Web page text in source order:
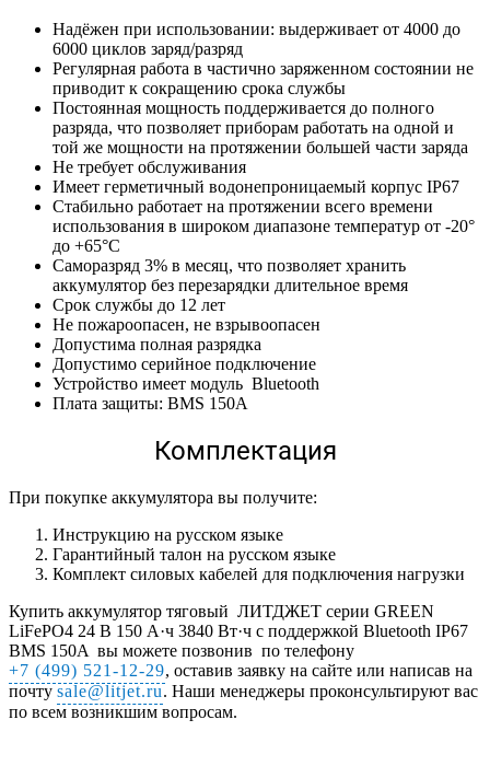
Надёжен при использовании: выдерживает от 4000 до
6000 циклов заряд/разряд
Регулярная работа в частично заряженном состоянии не
приводит к сокращению срока службы
Постоянная мощность поддерживается до полного
разряда, что позволяет приборам работать на одной и
той же мощности на протяжении большей части заряда
Не требует обслуживания
Имеет герметичный водонепроницаемый корпус IP67
Стабильно работает на протяжении всего времени
использования в широком диапазоне температур от -20°
до +65°С
Саморазряд 3% в месяц, что позволяет хранить
аккумулятор без перезарядки длительное время
Срок службы до 12 лет
Не пожароопасен, не взрывоопасен
Допустима полная разрядка
Допустимо серийное подключение
Устройство имеет модуль Bluetooth
Плата защиты: BMS 150A
Комплектация
При покупке аккумулятора вы получите:
Инструкцию на русском языке
Гарантийный талон на русском языке
Комплект силовых кабелей для подключения нагрузки
Купить аккумулятор тяговый ЛИТДЖЕТ серии GREEN
LiFePO4 24 В 150 А·ч 3840 Вт·ч с поддержкой Bluetooth IP67
BMS 150A вы можете позвонив по телефону
+7 (499) 521-12-29, оставив заявку на сайте или написав на
почту sale@litjet.ru. Наши менеджеры проконсультируют вас
по всем возникшим вопросам.